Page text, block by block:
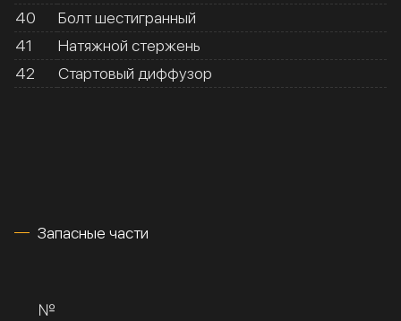
40
Болт шестигранный
41
Натяжной стержень
42
Стартовый диффузор
Запасные части
№